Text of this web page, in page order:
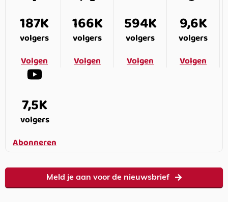
187K
volgers
Volgen
166K
volgers
Volgen
594K
volgers
Volgen
9,6K
volgers
Volgen
7,5K
volgers
Abonneren
Meld je aan voor de nieuwsbrief